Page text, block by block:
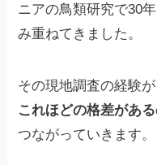
ニアの鳥類研究で30
み重ねてきました。
その現地調査の経験
これほどの格差があ
つながっていきます。